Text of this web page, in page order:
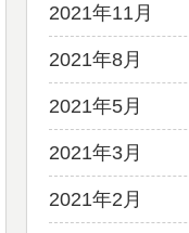
2021年11月
2021年8月
2021年5月
2021年3月
2021年2月